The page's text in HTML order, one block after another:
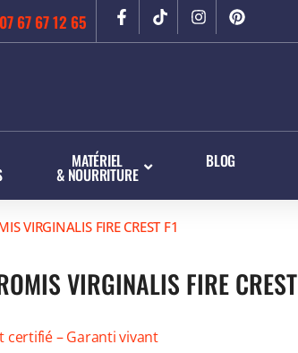
07 67 67 12 65
MATÉRIEL
& NOURRITURE
BLOG
VIRGINALIS FIRE CREST F1
VIRGINALIS FIRE CREST
certifié – Garanti vivant